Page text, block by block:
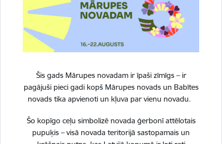
Šis gads Mārupes novadam ir īpaši zīmīgs – ir
pagājuši pieci gadi kopš Mārupes novads un Babītes
novads tika apvienoti un kļuva par vienu novadu.
Šo kopīgo ceļu simbolizē novada ģerbonī attēlotais
pupuķis – visā novada teritorijā sastopamais un
2023. gada 7. jūnija ārkārtas sēde
Gads
Jūnijs
2023. gada 1. jūnija domes ārkārtas sēde
Gads